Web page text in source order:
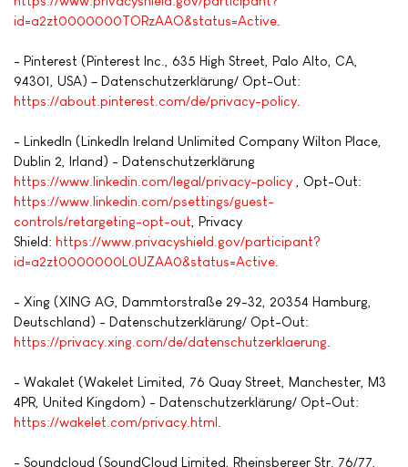
id=a2zt0000000TORzAAO&status=Active
- Pinterest (Pinterest Inc., 635 High Street, Palo Alto, CA,
94301, USA) – Datenschutzerklärung/ Opt-Out:
https://about.pinterest.com/de/privacy-policy
- LinkedIn (LinkedIn Ireland Unlimited Company Wilton Place,
Dublin 2, Irland) - Datenschutzerklärung
https://www.linkedin.com/legal/privacy-policy , Opt-Out:
https://www.linkedin.com/psettings/guest-
controls/retargeting-opt-out , Privacy
Shield: https://www.privacyshield.gov/participant?
id=a2zt0000000L0UZAA0&status=Active
- Xing (XING AG, Dammtorstraße 29-32, 20354 Hamburg,
Deutschland) - Datenschutzerklärung/ Opt-Out:
https://privacy.xing.com/de/datenschutzerklaerung
- Wakalet (Wakelet Limited, 76 Quay Street, Manchester, M3
4PR, United Kingdom) - Datenschutzerklärung/ Opt-Out:
https://wakelet.com/privacy.html
- Soundcloud (SoundCloud Limited, Rheinsberger Str. 76/77,